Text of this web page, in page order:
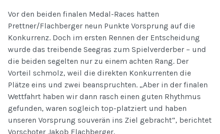
Vor den beiden finalen Medal-Races hatten
Prettner/Flachberger neun Punkte Vorsprung auf die
Konkurrenz. Doch im ersten Rennen der Entscheidung
wurde das treibende Seegras zum Spielverderber – und
die beiden segelten nur zu einem achten Rang. Der
Vorteil schmolz, weil die direkten Konkurrenten die
Plätze eins und zwei beanspruchten. „Aber in der finalen
Wettfahrt haben wir dann rasch einen guten Rhythmus
gefunden, waren sogleich top-platziert und haben
unseren Vorsprung souverän ins Ziel gebracht“, berichtet
Vorschoter Jakob Flachberger.